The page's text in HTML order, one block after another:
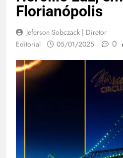
Florianópolis
Jeferson Sobczack | Diretor
Editorial
05/01/2025 0